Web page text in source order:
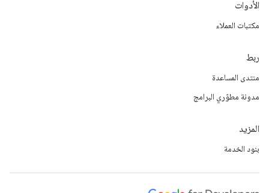
الأدوات
مكتبات العملاء
ربط
منتدى المساعدة
مدونة مطوّري البرامج
المزيد
بنود الخدمة